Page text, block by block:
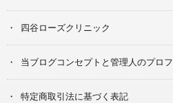
四谷ローズクリニック
当ブログコンセプトと管理人のプロフ
特定商取引法に基づく表記